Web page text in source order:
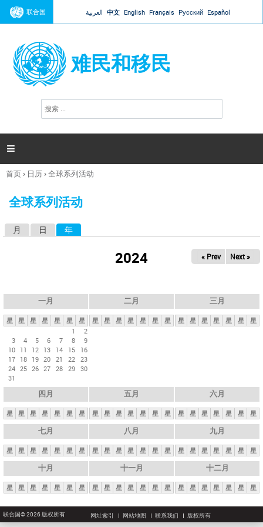
Jump to navigation
联合国 العربية 中文 English Français Русский Español
难民和移民
搜
索

你
这
首页› 日历›全球系列活动
全球系列活动
月 日 年
2024 « Prev Next »
一月
星 星 星 星 星 星
星
1
2
3
4 5 6 7 8
9
10 11 12 13 14 15
16
17 18 19 20 21 22 23
24 25 26 27 28 29 30
31
二月
星 星 星 星 星 星 星
三月
星 星 星 星 星 星 星
四月
星 星 星 星 星 星 星
五月
星 星 星 星 星 星 星
六月
星 星 星 星 星 星 星
七月
星 星 星 星 星 星 星
八月
星 星 星 星 星 星 星
九月
星 星 星 星 星 星 星
十月
星 星 星 星 星 星 星
十一月
星 星 星 星 星 星 星
十二月
星 星 星 星 星 星 星
联合国© 2026 版权所有 网址索引 网站地图 联系我们 版权所有